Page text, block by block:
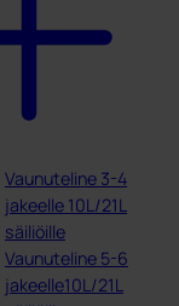
Vaunuteline 3-4
jakeelle 10L/21L
säiliöille
Vaunuteline 5-6
jakeelle10L/21L